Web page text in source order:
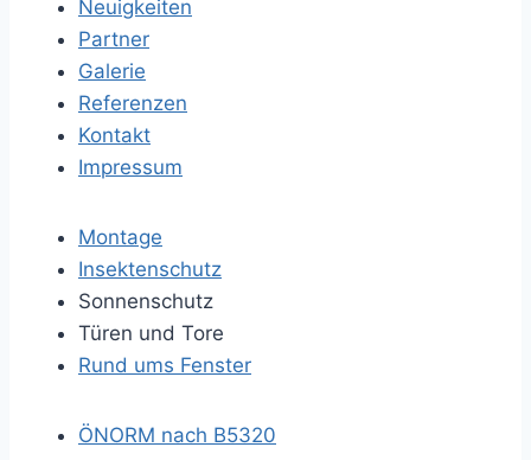
Neuigkeiten
Partner
Galerie
Referenzen
Kontakt
Impressum
Montage
Insektenschutz
Sonnenschutz
Türen und Tore
Rund ums Fenster
ÖNORM nach B5320